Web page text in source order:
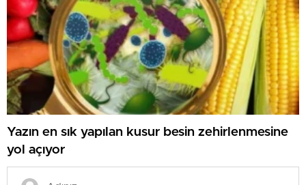
Yazın en sık yapılan kusur besin zehirlenmesine
yol açıyor